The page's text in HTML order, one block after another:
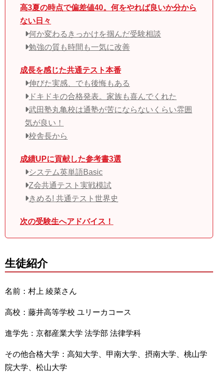
高3夏の時点で偏差値40。何をやれば良いか分から
ない日々
何か変わるきっかけを掴んだ受験相談
勉強の質も時間も一気に改善
成長を感じた共通テスト本番
伸びた実感、でも後悔もある
ドキドキの合格発表。家族も喜んでくれた
武田塾丸亀校は通塾が苦にならないくらい雰囲
気が良い！
校舎長から
成績UPに貢献した参考書3選
システム英単語Basic
Z会共通テスト実戦模試
きめる! 共通テスト世界史
次の受験生へアドバイス！
生徒紹介
名前：村上 綾菜さん
高校：藤井高等学校 ユリーカコース
進学先：京都産業大学 法学部 法律学科
その他合格大学：高知大学、 甲南大学、 摂南大学、桃山学
院大学、松山大学